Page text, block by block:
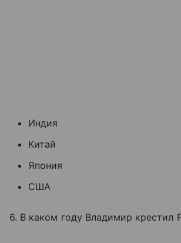
Индия
Китай
Япония
США
6. В каком году Владимир крестил